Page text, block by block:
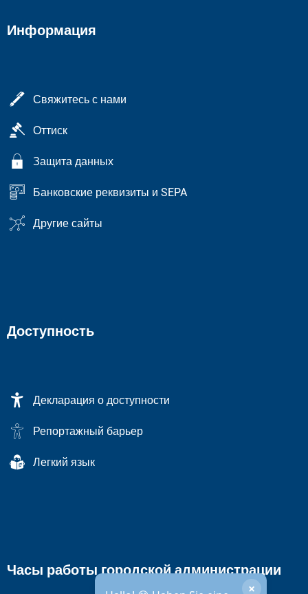
Информация
Свяжитесь с нами
Оттиск
Защита данных
Банковские реквизиты и SEPA
Другие сайты
Доступность
Декларация о доступности
Репортажный барьер
Легкий язык
×
Часы работы городской администрации